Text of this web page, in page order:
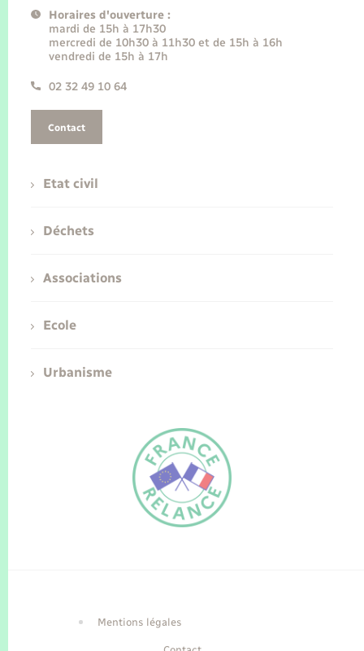
Horaires d'ouverture :
mardi de 15h à 17h30
mercredi de 10h30 à 11h30 et de 15h à 16h
vendredi de 15h à 17h
02 32 49 10 64
Contact
Etat civil
Déchets
Associations
Ecole
Urbanisme
Mentions légales